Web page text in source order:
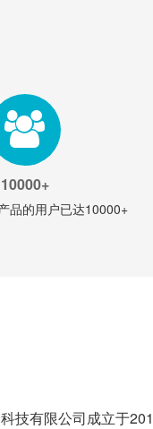
10000+
品的用户已达10000+
技有限公司成立于